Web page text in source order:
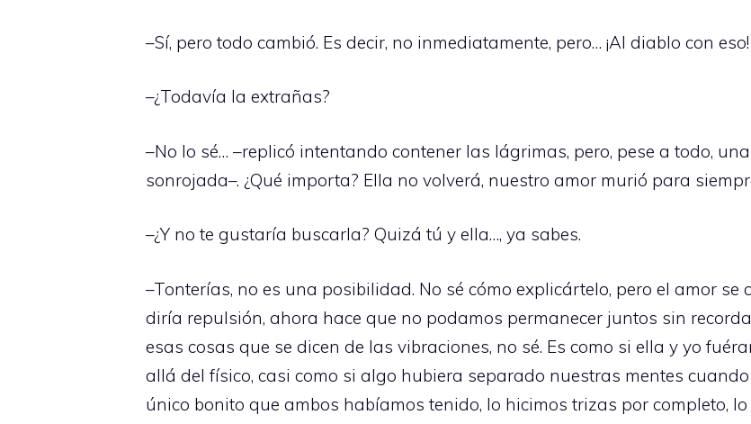
–Sí, pero todo cambió. Es decir, no inmediatamente, pero… ¡Al diablo con
–¿Todavía la extrañas?
–No lo sé… –replicó intentando contener las lágrimas, pero, pese a todo,
sonrojada–. ¿Qué importa? Ella no volverá, nuestro amor murió para
–¿Y no te gustaría buscarla? Quizá tú y ella…, ya sabes.
–Tonterías, no es una posibilidad. No sé cómo explicártelo, pero el amor
diría repulsión, ahora hace que no podamos permanecer juntos sin
esas cosas que se dicen de las vibraciones, no sé. Es como si ella y yo
allá del físico, casi como si algo hubiera separado nuestras mentes
único bonito que ambos habíamos tenido, lo hicimos trizas por completo,